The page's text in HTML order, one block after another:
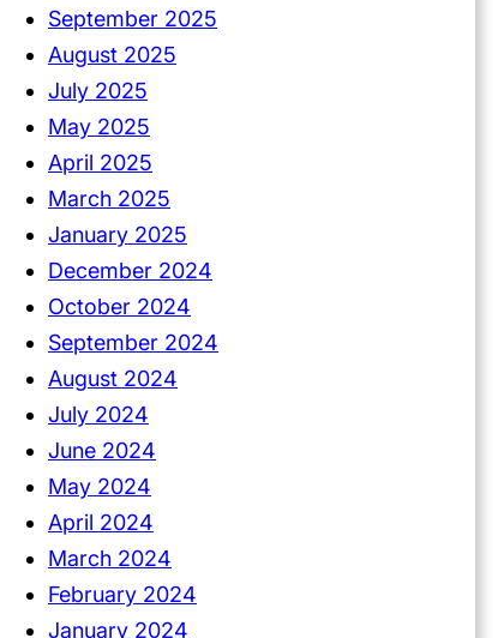
September 2025
August 2025
July 2025
May 2025
April 2025
March 2025
January 2025
December 2024
October 2024
September 2024
August 2024
July 2024
June 2024
May 2024
April 2024
March 2024
February 2024
January 2024